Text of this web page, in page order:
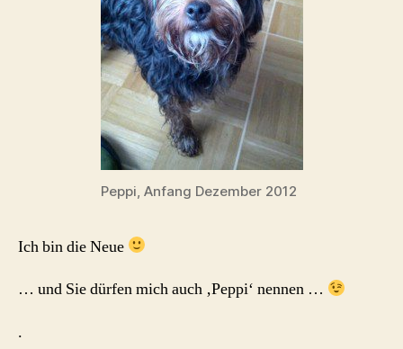
Peppi, Anfang Dezember 2012
Ich bin die Neue
… und Sie dürfen mich auch ‚Peppi‘ nennen …
.